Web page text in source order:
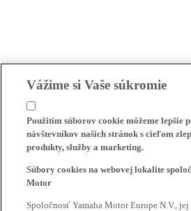
Vážime si Vaše súkromie
Použitím súborov cookie môžeme lepšie
návštevníkov našich stránok s cieľom
produkty, služby a marketing.
Súbory cookies na webovej lokalite
Motor
Spoločnosť Yamaha Motor Europe N.V.,